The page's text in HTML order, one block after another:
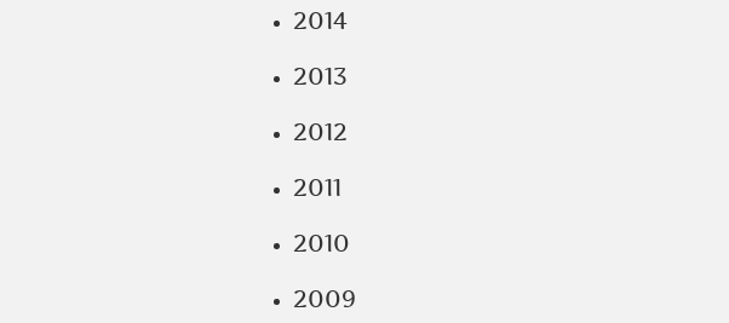
2014
2013
2012
2011
2010
2009